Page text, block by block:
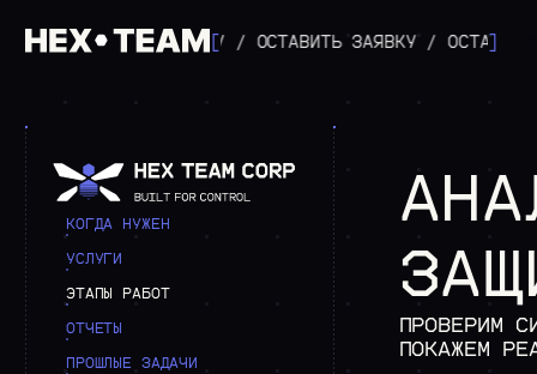
[
ЗАЯВКУ /ОСТАВИТЬ ЗАЯВКУ/ОСТАВИТЬ ЗАЯВКУ
]
КОГДА НУЖЕН
УСЛУГИ
ЭТАПЫ РАБОТ
ОТЧЕТЫ
ПРОШЛЫЕ ЗАДАЧИ
ПРОВЕРИМ
ПОКАЖЕМ